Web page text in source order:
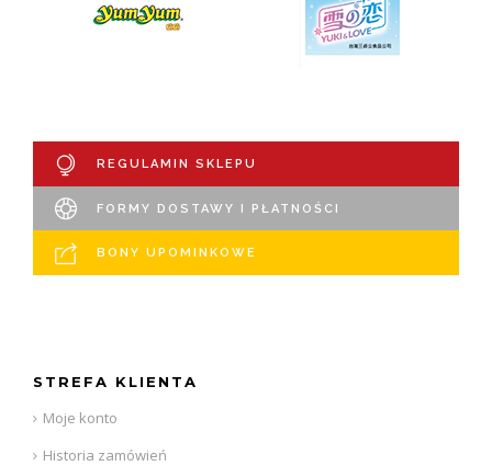
REGULAMIN SKLEPU
FORMY DOSTAWY I PŁATNOŚCI
BONY UPOMINKOWE
STREFA KLIENTA
Moje konto
Historia zamówień